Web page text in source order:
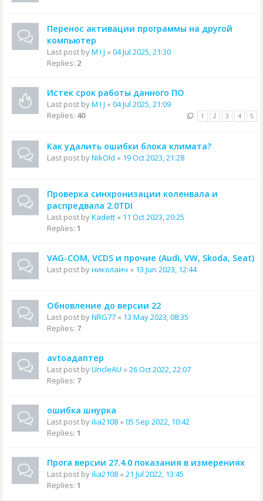
Перенос активации программы на другой
компьютер
Last post byM I J « 04 Jul 2025, 21:30
Replies: 2
Истек срок работы данного ПО
Last post byM I J « 04 Jul 2025, 21:09
Replies: 40 1 2 3 4 5
Как удалить ошибки блока климата?
Last post byNikOld « 19 Oct 2023, 21:28
Проверка синхронизации коленвала и
распредвала 2.0TDI
Last post byKadett « 11 Oct 2023, 20:25
Replies: 1
VAG-COM, VCDS и прочие (Audi, VW, Skoda, Seat)
Last post byниколаич « 13 Jun 2023, 12:44
Обновление до версии 22
Last post byNRG77 « 13 May 2023, 08:35
Replies: 7
avtoадаптер
Last post byUncleAU « 26 Oct 2022, 22:07
Replies: 7
ошибка шнурка
Last post byilia2108 « 05 Sep 2022, 10:42
Replies: 1
Прога версии 27.4.0 показания в измерениях
Last post byilia2108 « 21 Jul 2022, 13:45
Replies: 1